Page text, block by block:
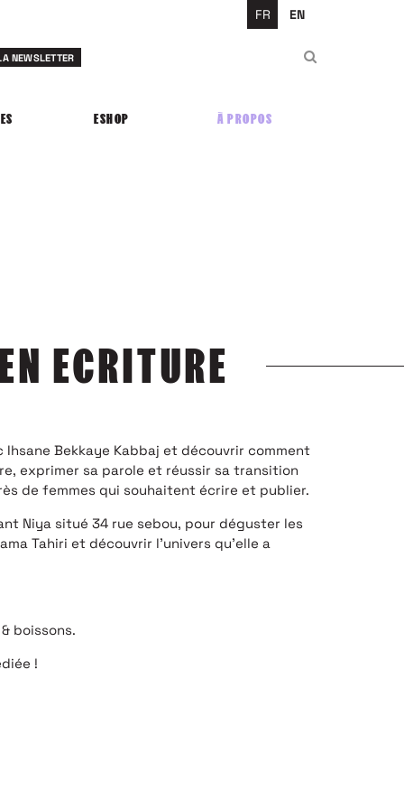
FR EN
ESHOP À PROPOS
NEWSLETTER
ECRITURE
Bekkaye Kabbaj et découvrir comment
exprimer sa parole et réussir sa transition
de femmes qui souhaitent écrire et publier.
Niya situé 34 rue sebou, pour déguster les
Tahiri et découvrir l’univers qu’elle a
boissons.
!